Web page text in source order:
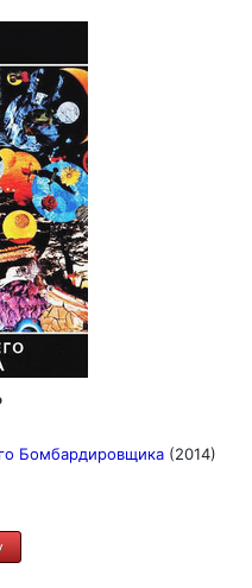
Бомбардировщика (2014)